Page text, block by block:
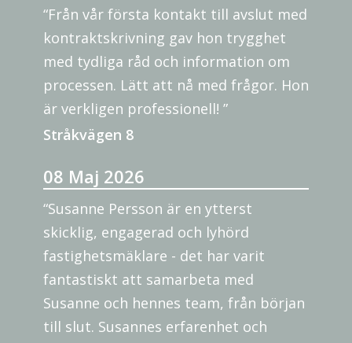
“Från vår första kontakt till avslut med
kontraktskrivning gav hon trygghet
med tydliga råd och information om
processen. Lätt att nå med frågor. Hon
är verkligen professionell! ”
Stråkvägen 8
08 Maj 2026
“Susanne Persson är en ytterst
skicklig, engagerad och lyhörd
fastighetsmäklare - det har varit
fantastiskt att samarbeta med
Susanne och hennes team, från början
till slut. Susannes erfarenhet och